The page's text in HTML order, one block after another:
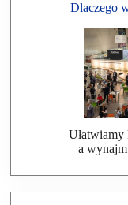
Dlaczego
Ułatwiamy
a